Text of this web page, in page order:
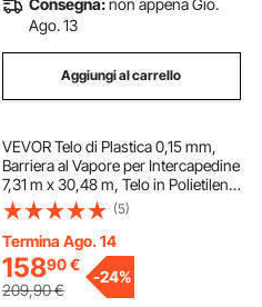
Consegna:non appena Gio.
Ago. 13
Aggiungi al carrello
VEVOR Telo di Plastica 0,15 mm,
Barriera al Vapore per Intercapedine
7,31 m x 30,48 m, Telo in Polietilene
per Giardino Resistente, Plastica da
Costruzione, Telo per Fornitura
Plastica Agricola Nero
(5)
Termina Ago. 14
15890€
209,90€
-24%